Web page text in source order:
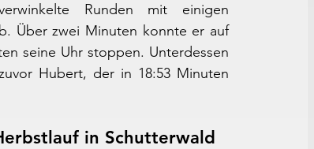
Runden mit einigen
Über zwei Minuten konnte er auf
seine Uhr stoppen. Unterdessen
Hubert, der in 18:53 Minuten
in Schutterwald